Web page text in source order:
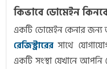
কিভাবে ডোমেইন
একটি ডোমেইন কেনার
রেজিস্ট্রারের সাথে
একটি সংস্থা যেখানে আপনি